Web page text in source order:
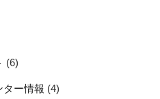
(6)
ター情報 (4)